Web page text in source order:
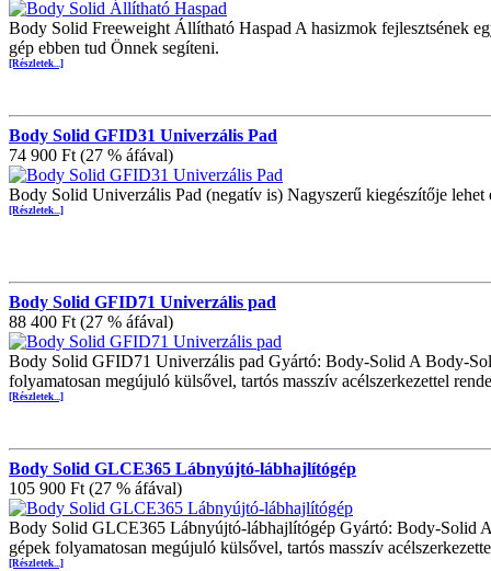
Body Solid Freeweight Állítható Haspad A hasizmok fejlesztsének
gép ebben tud Önnek segíteni.
[Részletek...]
Body Solid GFID31 Univerzális Pad
74 900 Ft (27 % áfával)
Body Solid Univerzális Pad (negatív is) Nagyszerű kiegészítője
[Részletek...]
Body Solid GFID71 Univerzális pad
88 400 Ft (27 % áfával)
Body Solid GFID71 Univerzális pad Gyártó: Body-Solid A Body-
folyamatosan megújuló külsővel, tartós masszív acélszerkezettel
[Részletek...]
Body Solid GLCE365 Lábnyújtó-lábhajlítógép
105 900 Ft (27 % áfával)
Body Solid GLCE365 Lábnyújtó-lábhajlítógép Gyártó: Body-Solid
gépek folyamatosan megújuló külsővel, tartós masszív
[Részletek...]